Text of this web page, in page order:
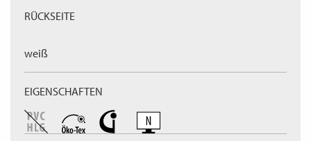
RÜCKSEITE
weiß
EIGENSCHAFTEN